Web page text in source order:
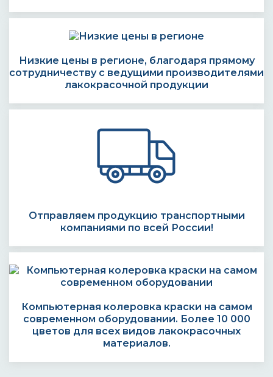
Низкие цены в регионе, благодаря прямому
сотрудничеству с ведущими производителями
лакокрасочной продукции
Отправляем продукцию транспортными
компаниями по всей России!
Компьютерная колеровка краски на самом
современном оборудовании. Более 10 000
цветов для всех видов лакокрасочных
материалов.